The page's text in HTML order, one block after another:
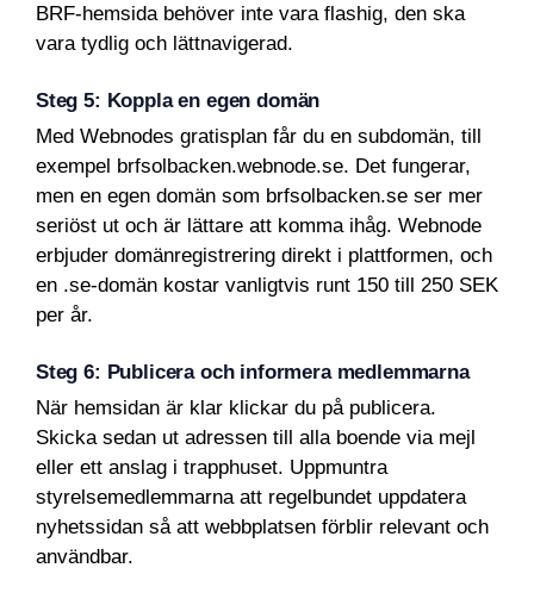
BRF-hemsida behöver inte vara flashig, den ska
vara tydlig och lättnavigerad.
Steg 5: Koppla en egen domän
Med Webnodes gratisplan får du en subdomän, till
exempel brfsolbacken.webnode.se. Det fungerar,
men en egen domän som brfsolbacken.se ser mer
seriöst ut och är lättare att komma ihåg. Webnode
erbjuder domänregistrering direkt i plattformen, och
en .se-domän kostar vanligtvis runt 150 till 250 SEK
per år.
Steg 6: Publicera och informera medlemmarna
När hemsidan är klar klickar du på publicera.
Skicka sedan ut adressen till alla boende via mejl
eller ett anslag i trapphuset. Uppmuntra
styrelsemedlemmarna att regelbundet uppdatera
nyhetssidan så att webbplatsen förblir relevant och
användbar.